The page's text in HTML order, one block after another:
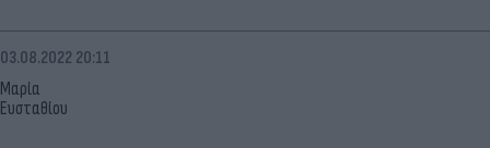
Μαρία
Ευσταθίου
03.08.2022 20:11